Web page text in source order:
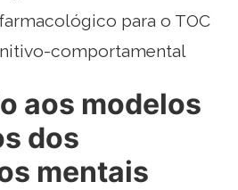
para o TOC
comportamental
aos modelos
dos
mentais